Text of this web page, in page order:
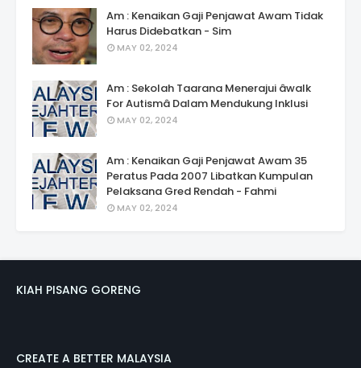
Am : Kenaikan Gaji Penjawat Awam Tidak
Harus Didebatkan - Sim
MAY 02, 2024
Am : Sekolah Taarana Menerajui âwalk
For Autismâ Dalam Mendukung Inklusi
MAY 02, 2024
Am : Kenaikan Gaji Penjawat Awam 35
Peratus Pada 2007 Libatkan Kumpulan
Pelaksana Gred Rendah - Fahmi
MAY 02, 2024
KIAH PISANG GORENG
CREATE A BETTER MALAYSIA